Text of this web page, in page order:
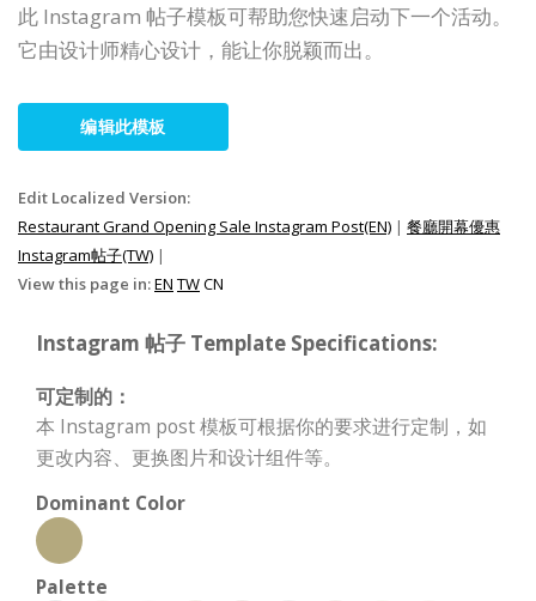
此 Instagram 帖子模板可帮助您快速启动下一个活动。
它由设计师精心设计，能让你脱颖而出。
编辑此模板
Edit Localized Version:
Restaurant Grand Opening Sale Instagram Post(EN) | 餐廳開幕優惠
Instagram帖子(TW) |
View this page in:EN TWCN
Instagram 帖子 Template Specifications:
可定制的：
本 Instagram post 模板可根据你的要求进行定制，如
更改内容、更换图片和设计组件等。
Dominant Color
Palette